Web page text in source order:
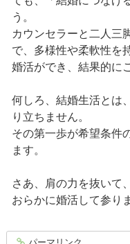
う。
カウンセラーと二人三
で、多様性や柔軟性を
婚活ができ、結果的に
何しろ、結婚生活とは
り立ちません。
その第一歩が希望条件
ます。
さあ、肩の力を抜いて
おらかに婚活して参り